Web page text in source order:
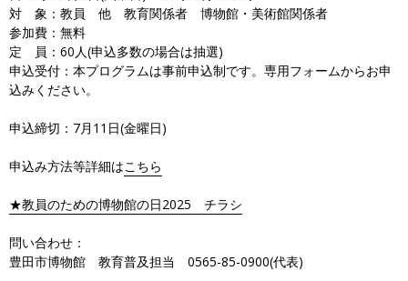
対 象：教員 他 教育関係者 博物館・美術館関係者
参加費：無料
定 員：60人(申込多数の場合は抽選)
申込受付：本プログラムは事前申込制です。専用フォームからお申
込みください。
申込締切：7月11日(金曜日)
申込み方法等詳細はこちら
★教員のための博物館の日2025 チラシ
問い合わせ：
豊田市博物館 教育普及担当 0565-85-0900(代表)